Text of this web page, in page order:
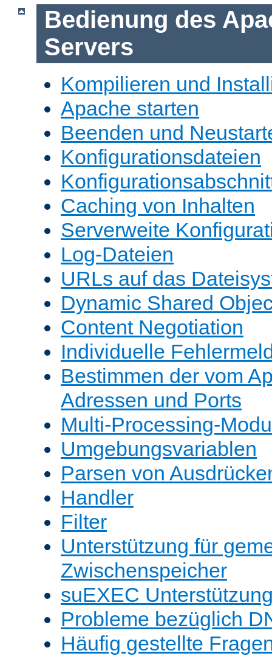
Bedienung des
Servers
Kompilieren und
Apache starten
Beenden und
Konfigurationsdateien
Caching von Inhalten
Serverweite
Log-Dateien
URLs auf das
Dynamic Shared
Content Negotiation
Individuelle
Bestimmen der vom
Adressen und Ports
Multi-Processing-
Umgebungsvariablen
Parsen von
Handler
Filter
Unterstützung für
Zwischenspeicher
suEXEC
Probleme bezüglich
Häufig gestellte